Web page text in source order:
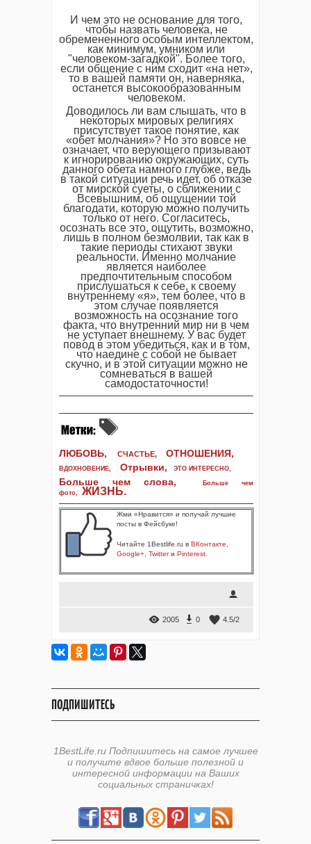
И чем это не основание для того,
чтобы назвать человека, не
обремененного особым интеллектом,
как минимум, умником или
"человеком-загадкой". Более того,
если общение с ним сходит «на нет»,
то в вашей памяти он, наверняка,
останется высокообразованным
человеком.
Доводилось ли вам слышать, что в
некоторых мировых религиях
присутствует такое понятие, как
«обет молчания»? Но это вовсе не
означает, что верующего призывают
к игнорированию окружающих, суть
данного обета намного глубже, ведь
в такой ситуации речь идет, об отказе
от мирской суеты, о сближении с
Всевышним, об ощущении той
благодати, которую можно получить
только от него. Согласитесь,
осознать все это, ощутить, возможно,
лишь в полном безмолвии, так как в
такие периоды стихают звуки
реальности. Именно молчание
является наиболее
предпочтительным способом
прислушаться к себе, к своему
внутреннему «я», тем более, что в
этом случае появляется
возможность на осознание того
факта, что внутренний мир ни в чем
не уступает внешнему. У вас будет
повод в этом убедиться, как и в том,
что наедине с собой не бывает
скучно, и в этой ситуации можно не
сомневаться в вашей
самодостаточности!
ЛЮБОВЬ, СЧАСТЬЕ, ОТНОШЕНИЯ,
ВДОХНОВЕНИЕ, Отрывки, ЭТО ИНТЕРЕСНО,
Больше чем слова,
Больше чем
фото, ЖИЗНЬ.
Жми «Нравится» и получай лучшие
посты в Фейсбуке!
Читайте 1Bestlife.ru в ВКонтакте
Google+ Twitterи Pinterest
2005 0 4.5/2
ПОДПИШИТЕСЬ
1BestLife.ru Подпишитесь на самое лучшее
и получите вдвое больше полезной и
интересной информации на Ваших
социальных страничках!